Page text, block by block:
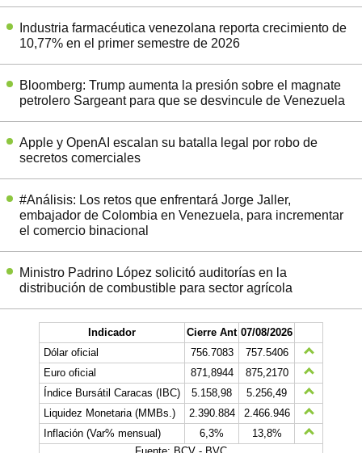
Industria farmacéutica venezolana reporta crecimiento de
10,77% en el primer semestre de 2026
Bloomberg: Trump aumenta la presión sobre el magnate
petrolero Sargeant para que se desvincule de Venezuela
Apple y OpenAI escalan su batalla legal por robo de
secretos comerciales
#Análisis: Los retos que enfrentará Jorge Jaller,
embajador de Colombia en Venezuela, para incrementar
el comercio binacional
Ministro Padrino López solicitó auditorías en la
distribución de combustible para sector agrícola
Indicador Cierre Ant 07/08/2026
Dólar oficial
756.7083
757.5406
Euro oficial
871,8944
875,2170
Índice Bursátil Caracas (IBC)
5.158,98
5.256,49
Liquidez Monetaria (MMBs.)
2.390.884
2.466.946
Inflación (Var% mensual)
6,3%
13,8%